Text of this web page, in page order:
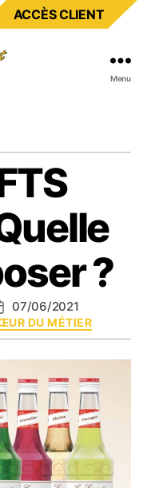
ACCÈS CLIENT
Menu
?
07/06/2021
DU MÉTIER